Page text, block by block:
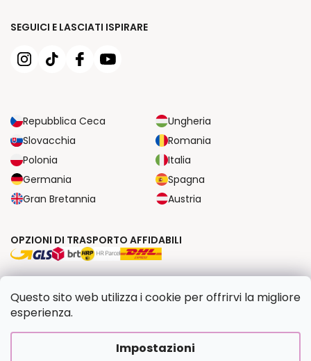
Questo sito web utilizza i cookie per offrirvi la migliore
esperienza.
Impostazioni
SEGUICI E LASCIATI ISPIRARE
Repubblica Ceca
Ungheria
Slovacchia
Romania
Polonia
Italia
Germania
Spagna
Gran Bretannia
Austria
OPZIONI DI TRASPORTO AFFIDABILI
Copyright 2026Dipingilo.it. Tutti i diritti riservati.